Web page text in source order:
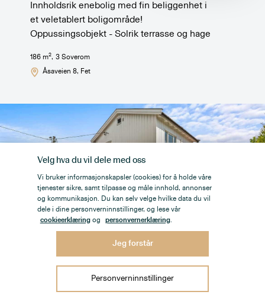
Innholdsrik enebolig med fin beliggenhet i
et veletablert boligområde!
Oppussingsobjekt - Solrik terrasse og hage
186 m2, 3Soverom
Åsaveien 8, Fet
8 500 000
Innholdsrik og påkostet enebolig med
Velg hva du vil dele med oss
Vi bruker informasjonskapsler (cookies) for å holde våre
tjenester sikre, samt tilpasse og måle innhold, annonser
og kommunikasjon. Du kan selv velge hvilke data du vil
dele i dine personverninnstillinger, og lese vår
cookieerklæringog personvernerklæring.
Jeg forstår
Personverninnstillinger